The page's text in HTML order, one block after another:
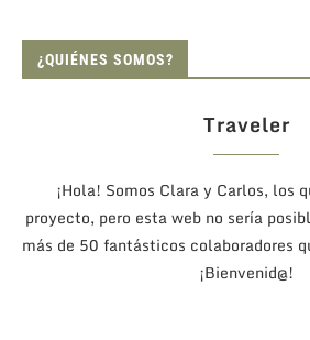
¿QUIÉNES SOMOS?
Traveler
¡Hola! Somos Clara y Carlos, los
proyecto, pero esta web no sería
más de 50 fantásticos colaboradores
¡Bienvenid@!